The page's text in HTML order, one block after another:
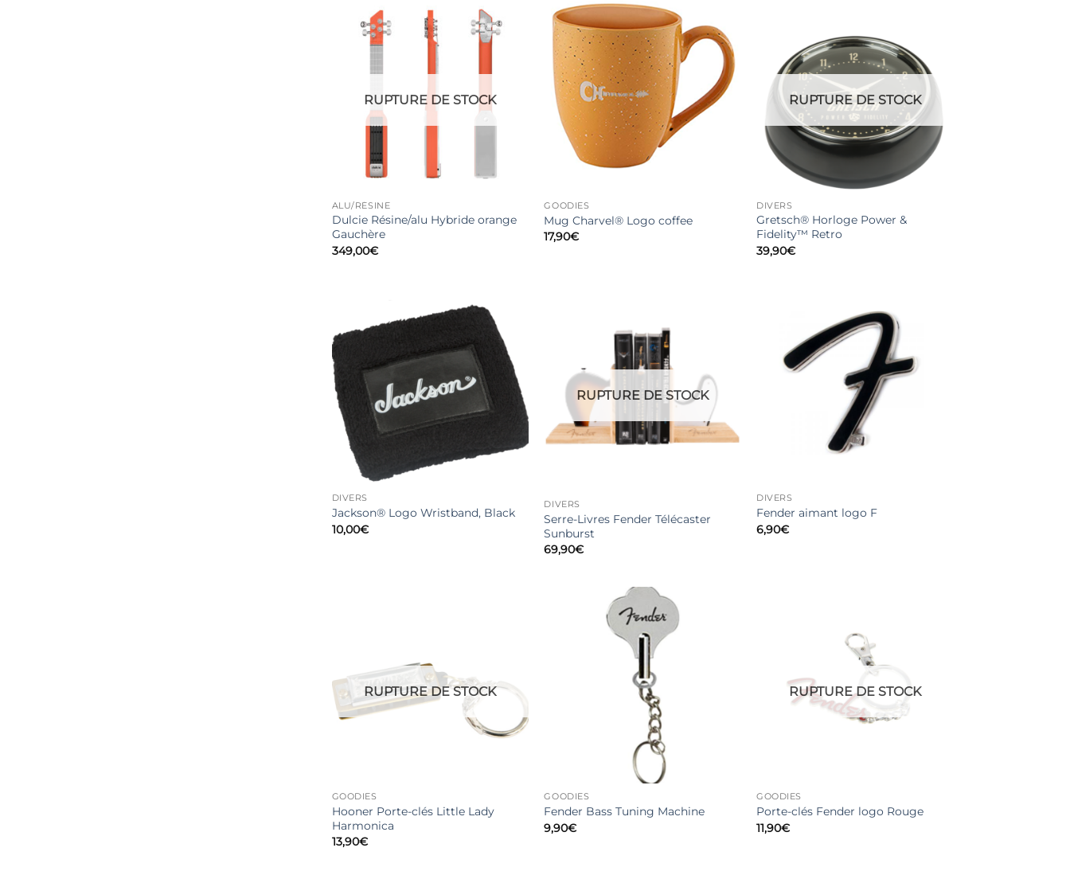
RUPTURE DE STOCK
ALU/RÉSINE
Dulcie Résine/alu Hybride orange
Gauchère
349,00€
GOODIES
Mug Charvel® Logo coffee
17,90€
RUPTURE DE STOCK
DIVERS
Gretsch® Horloge Power &
Fidelity™ Retro
39,90€
DIVERS
Jackson® Logo Wristband, Black
10,00€
RUPTURE DE STOCK
DIVERS
Serre-Livres Fender Télécaster
Sunburst
69,90€
DIVERS
Fender aimant logo F
6,90€
RUPTURE DE STOCK
GOODIES
Hooner Porte-clés Little Lady
Harmonica
13,90€
GOODIES
Fender Bass Tuning Machine
9,90€
RUPTURE DE STOCK
GOODIES
Porte-clés Fender logo Rouge
11,90€